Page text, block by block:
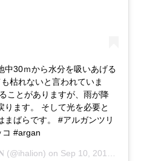
中30ｍから水分を吸いあげる
枯れないと言われていま
ことがありますが、雨が降
ります。 そして光を必要と
ばらです。 #アルガンツリ
コ #argan
(@ihalion) on Sep 10, 2017 at 10:20am PDT